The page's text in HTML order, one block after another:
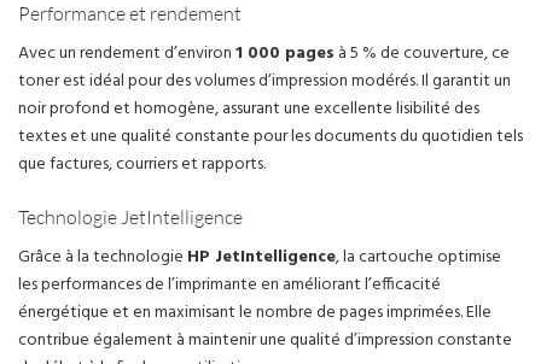
Performance et rendement
Avec un rendement d’environ1 000 pages à 5 % de couverture, ce
toner est idéal pour des volumes d’impression modérés. Il garantit un
noir profond et homogène, assurant une excellente lisibilité des
textes et une qualité constante pour les documents du quotidien tels
que factures, courriers et rapports.
Technologie JetIntelligence
Grâce à la technologie HP JetIntelligence, la cartouche optimise
les performances de l’imprimante en améliorant l’efficacité
énergétique et en maximisant le nombre de pages imprimées. Elle
contribue également à maintenir une qualité d’impression constante